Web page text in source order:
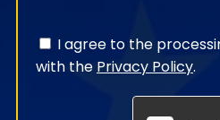
I agree to the
with the Privacy Policy.